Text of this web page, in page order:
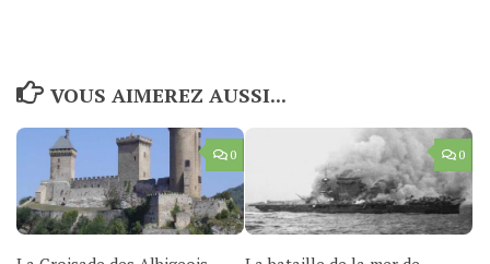
VOUS AIMEREZ AUSSI...
0 0